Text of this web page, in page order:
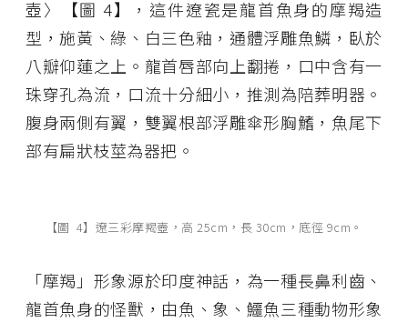
壺〉【圖 4】，這件遼瓷是龍首魚身的摩羯造
型，施黃、綠、白三色釉，通體浮雕魚鱗，臥於
八瓣仰蓮之上。龍首唇部向上翻捲，口中含有一
珠穿孔為流，口流十分細小，推測為陪葬明器。
腹身兩側有翼，雙翼根部浮雕傘形胸鰭，魚尾下
部有扁狀枝莖為器把。
【圖 4】遼三彩摩羯壺，高 25cm，長 30cm，底徑 9cm。
「摩羯」形象源於印度神話，為一種長鼻利齒、
龍首魚身的怪獸，由魚、象、鱷魚三種動物形象